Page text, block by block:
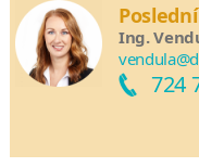
Ing.
724